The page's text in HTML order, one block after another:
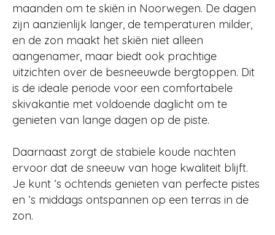
maanden om te skiën in Noorwegen. De dagen
zijn aanzienlijk langer, de temperaturen milder,
en de zon maakt het skiën niet alleen
aangenamer, maar biedt ook prachtige
uitzichten over de besneeuwde bergtoppen. Dit
is de ideale periode voor een comfortabele
skivakantie met voldoende daglicht om te
genieten van lange dagen op de piste​​.
Daarnaast zorgt de stabiele koude nachten
ervoor dat de sneeuw van hoge kwaliteit blijft.
Je kunt ‘s ochtends genieten van perfecte pistes
en ‘s middags ontspannen op een terras in de
zon.